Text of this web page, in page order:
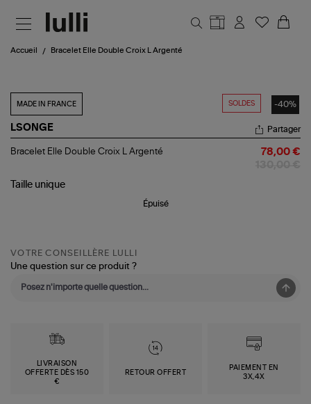
Accueil Bracelet Elle Double Croix L Argenté
SOLDES -40%
MADE IN FRANCE
LSONGE
Bracelet
Croix
Partager
Bracelet Elle Double Croix L Argenté 78,00 €
Taille unique
Épuisé
VOTRE CONSEILLÈRE LULLI
Une question sur ce produit ?
LIVRAISON
OFFERTE DÈS 150
€
RETOUR OFFERT
PAIEMENT EN
3X,4X